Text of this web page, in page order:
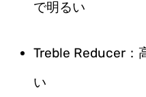
で明るい
Treble Reducer：
い